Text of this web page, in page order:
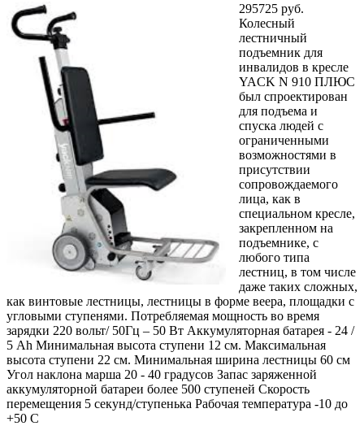
295725 руб.
Колесный
лестничный
подъемник для
инвалидов в кресле
YACK N 910 ПЛЮС
был спроектирован
для подъема и
спуска людей с
ограниченными
возможностями в
присутствии
сопровождаемого
лица, как в
специальном кресле,
закрепленном на
подъемнике, с
любого типа
лестниц, в том числе
даже таких сложных,
как винтовые лестницы, лестницы в форме веера, площадки с
угловыми ступенями. Потребляемая мощность во время
зарядки 220 вольт/ 50Гц – 50 Вт Аккумуляторная батарея - 24 /
5 Ah Минимальная высота ступени 12 см. Максимальная
высота ступени 22 см. Минимальная ширина лестницы 60 см
Угол наклона марша 20 - 40 градусов Запас заряженной
аккумуляторной батареи более 500 ступеней Скорость
перемещения 5 секунд/ступенька Рабочая температура -10 до
+50 С